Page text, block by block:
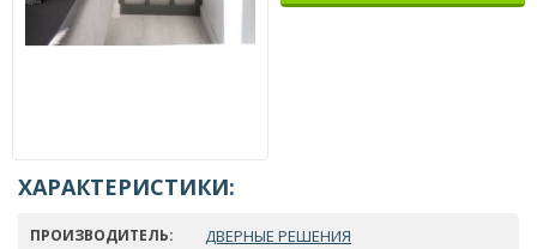
ХАРАКТЕРИСТИКИ:
ПРОИЗВОДИТЕЛЬ: ДВЕРНЫЕ РЕШЕНИЯ